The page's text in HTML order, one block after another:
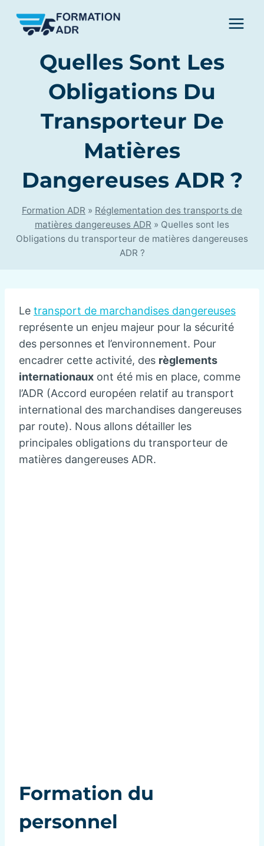
Quelles Sont Les
Obligations Du
Transporteur De
Matières
Dangereuses ADR ?
Formation ADR » Réglementation des transports de
matières dangereuses ADR » Quelles sont les
Obligations du transporteur de matières dangereuses
ADR ?
Le transport de marchandises dangereuses
représente un enjeu majeur pour la sécurité
des personnes et l’environnement. Pour
encadrer cette activité, des règlements
internationaux ont été mis en place, comme
l’ADR (Accord européen relatif au transport
international des marchandises dangereuses
par route). Nous allons détailler les
principales obligations du transporteur de
matières dangereuses ADR.
Formation du
personnel